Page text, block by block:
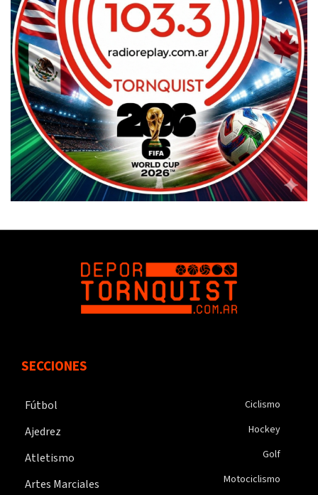
SECCIONES
Fútbol
Ajedrez
Atletismo
Artes Marciales
Ciclismo
Hockey
Golf
Motociclismo